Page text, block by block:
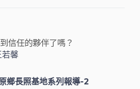
信任的夥伴了嗎？
若馨
鄉長照基地系列報導-2